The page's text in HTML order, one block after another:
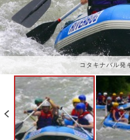
コタキナバル発